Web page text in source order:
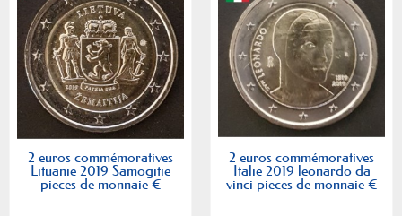
2 euros commémoratives
Lituanie 2019 Samogitie
pieces de monnaie €
2 euros commémoratives
Italie 2019 leonardo da
vinci pieces de monnaie €